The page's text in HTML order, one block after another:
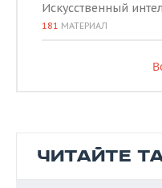
Искусственный
181 МАТЕРИАЛ
ЧИТАЙТЕ